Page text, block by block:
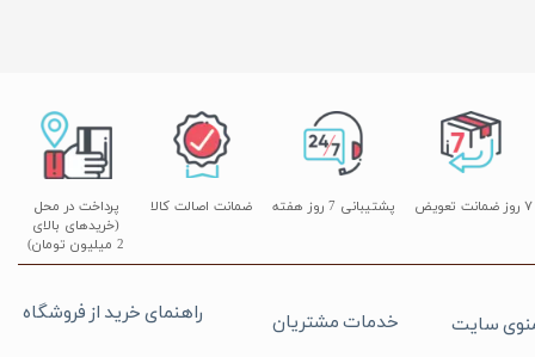
پشتیبانی 7 روز هفته
پرداخت در محل
(خریدهای بالای
2 میلیون تومان)
۷ روز ضمانت تعویض ضمانت اصالت کالا
راهنمای خرید از فروشگاه خدمات مشتریان سایت